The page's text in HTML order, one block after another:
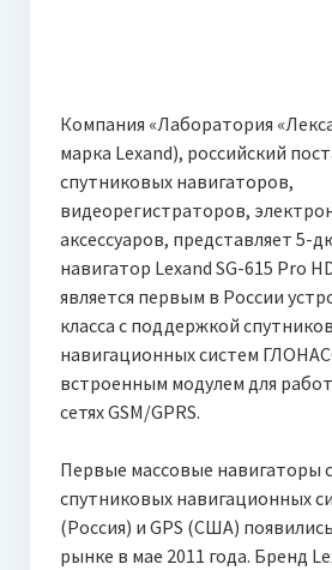
Компания «Лаборатория
марка Lexand), российский
спутниковых навигаторов,
видеорегистраторов,
аксессуаров, представляет 5-
навигатор Lexand SG-615 Pro
является первым в России
класса с поддержкой
навигационных систем
встроенным модулем для
сетях GSM/GPRS.
Первые массовые навигаторы
спутниковых навигационных
(Россия) и GPS (США)
рынке в мае 2011 года. Бренд